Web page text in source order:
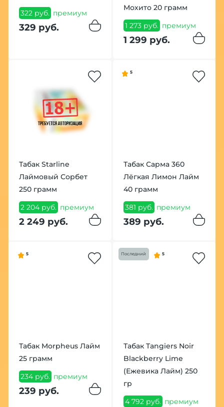
322 руб. премиум
329 руб.
Мохито 20 грамм
1 273 руб. премиум
1 299 руб.
Табак Starline
Лаймовый Сорбет
250 грамм
2 204 руб. премиум
2 249 руб.
5
Табак Сарма 360
Лёгкая Лимон Лайм
40 грамм
381 руб. премиум
389 руб.
5
Табак Morpheus Лайм
25 грамм
234 руб. премиум
239 руб.
Последний 5
Табак Tangiers Noir
Blackberry Lime
(Ежевика Лайм) 250
гр
4 792 руб. премиум